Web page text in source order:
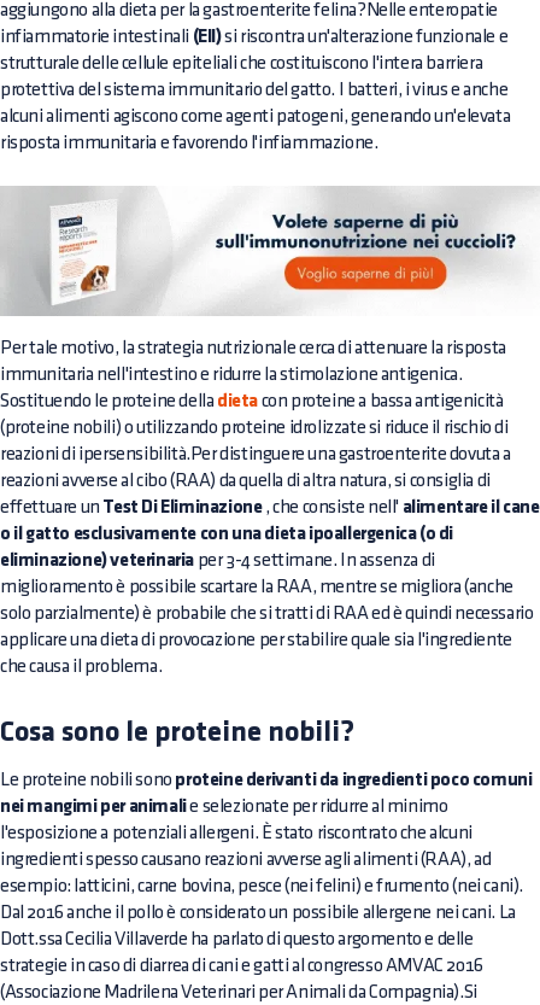
aggiungono alla dieta per la gastroenterite felina?Nelle enteropatie
infiammatorie intestinali (EII)si riscontra un'alterazione funzionale e
strutturale delle cellule epiteliali che costituiscono l'intera barriera
protettiva del sistema immunitario del gatto. I batteri, i virus e anche
alcuni alimenti agiscono come agenti patogeni, generando un'elevata
risposta immunitaria e favorendo l'infiammazione.
Per tale motivo, la strategia nutrizionale cerca di attenuare la risposta
immunitaria nell'intestino e ridurre la stimolazione antigenica.
Sostituendo le proteine della dieta con proteine a bassa antigenicità
(proteine nobili) o utilizzando proteine idrolizzate si riduce il rischio di
reazioni di ipersensibilità.Per distinguere una gastroenterite dovuta a
reazioni avverse al cibo (RAA) da quella di altra natura, si consiglia di
effettuare un Test Di Eliminazione, che consiste nell' alimentare il cane
o il gatto esclusivamente con una dieta ipoallergenica (o di
eliminazione) veterinaria per 3-4 settimane. In assenza di
miglioramento è possibile scartare la RAA, mentre se migliora (anche
solo parzialmente) è probabile che si tratti di RAA ed è quindi necessario
applicare una dieta di provocazione per stabilire quale sia l'ingrediente
che causa il problema.
Cosa sono le proteine nobili?
Le proteine nobili sono proteine derivanti da ingredienti poco comuni
nei mangimi per animalie selezionate per ridurre al minimo
l'esposizione a potenziali allergeni. È stato riscontrato che alcuni
ingredienti spesso causano reazioni avverse agli alimenti (RAA), ad
esempio: latticini, carne bovina, pesce (nei felini) e frumento (nei cani).
Dal 2016 anche il pollo è considerato un possibile allergene nei cani. La
Dott.ssa Cecilia Villaverde ha parlato di questo argomento e delle
strategie in caso di diarrea di cani e gatti al congresso AMVAC 2016
(Associazione Madrilena Veterinari per Animali da Compagnia).Si